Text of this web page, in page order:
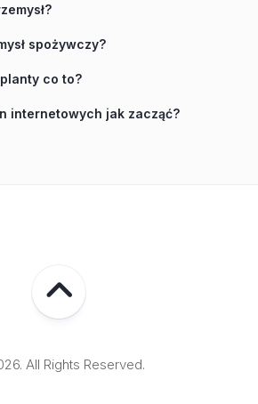
spożywczy?
co to?
internetowych jak zacząć?
All Rights Reserved.